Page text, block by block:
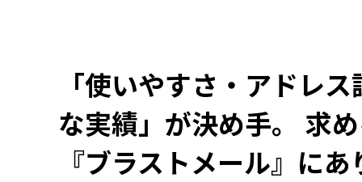
「使いやすさ・アドレ
な実績」が決め手。 求
『ブラストメール』に